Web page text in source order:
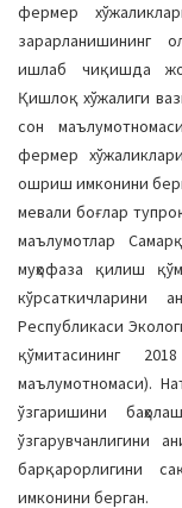
фермер
зарарланишининг
ишлаб чиқишда
Қишлоқ хўжалиги
сон
фермер
ошриш имконини
мевали боғлар
маълумотлар
муҳофаза қилиш
кўрсаткичларини
Республикаси
қўмитасининг
маълумотномаси).
ўзгаришини
ўзгарувчанлигини
барқарорлигини
имконини берган.